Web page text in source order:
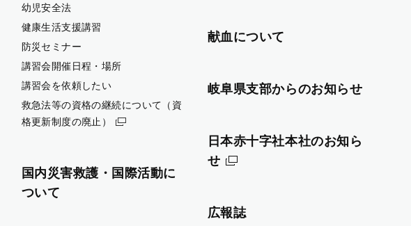
幼児安全法
健康生活支援講習
防災セミナー
講習会開催日程・場所
講習会を依頼したい
救急法等の資格の継続について（資
格更新制度の廃止）
国内災害救護・国際活動に
ついて
献血について
岐阜県支部からのお知らせ
日本赤十字社本社のお知ら
せ
広報誌